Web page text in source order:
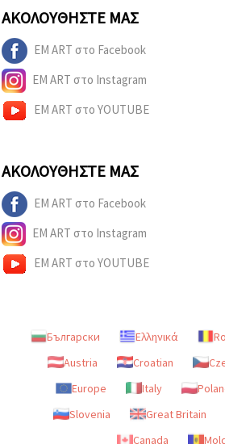
ΑΚΟΛΟΥΘΉΣΤΕ ΜΑΣ
EM ART στο Facebook
EM ART στο Instagram
EM ART στο YOUTUBE
ΑΚΟΛΟΥΘΉΣΤΕ ΜΑΣ
EM ART στο Facebook
EM ART στο Instagram
EM ART στο YOUTUBE
Български Ελληνικά
Austria
Croatian
Europe
Italy
Slovenia
Great Britain
Canada